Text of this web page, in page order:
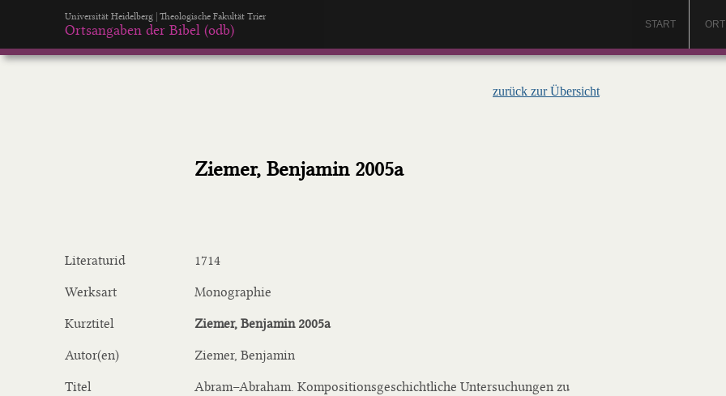
Universität Heidelberg | Theologische Fakultät Trier
Ortsangaben der Bibel (odb) START
zurück zur Übersicht
Ziemer, Benjamin 2005a
Literaturid 1714
Werksart Monographie
Kurztitel Ziemer, Benjamin 2005a
Autor(en) Ziemer, Benjamin
Titel
Abram–Abraham. Kompositionsgeschichtliche Untersuchungen zu